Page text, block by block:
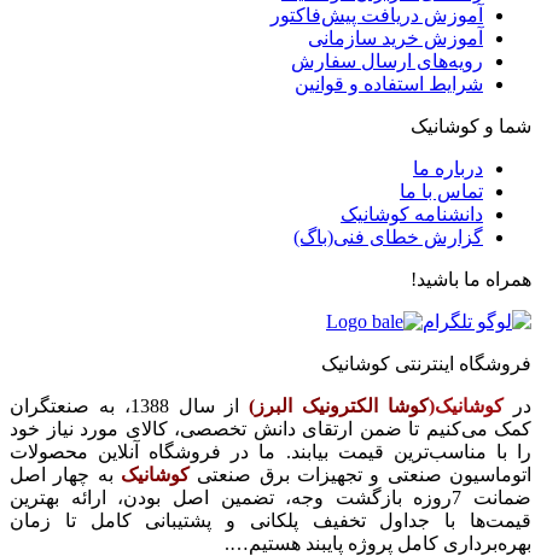
آموزش دریافت پیش‌فاکتور
آموزش خرید سازمانی
رویه‌های ارسال سفارش
شرایط استفاده و قوانین
شما و کوشانیک
درباره ما
تماس با ما
دانشنامه کوشانیک
گزارش خطای فنی(باگ)
همراه ما باشید!
فروشگاه اینترنتی کوشانیک
در کوشانیک(کوشا الکترونیک البرز)
از سال 1388، به صنعتگران
کمک می‌کنیم تا ضمن ارتقای دانش تخصصی، کالای مورد نیاز خود
را با مناسب‌ترین قیمت بیابند. ما در فروشگاه آنلاین محصولات
اتوماسیون صنعتی و تجهیزات برق صنعتی کوشانیک به چهار اصل
ضمانت 7روزه بازگشت وجه، تضمین اصل بودن، ارائه بهترین
قیمت‌ها با جداول تخفیف پلکانی و پشتیبانی کامل تا زمان
بهره‌برداری کامل پروژه پایبند هستیم….